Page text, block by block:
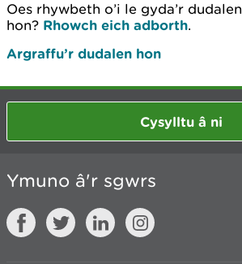
Oes rhywbeth o’i le gyda’r dudalen
hon? Rhowch eich adborth.
Argraffu’r dudalen hon
Cysylltu â ni
Ymuno â'r sgwrs